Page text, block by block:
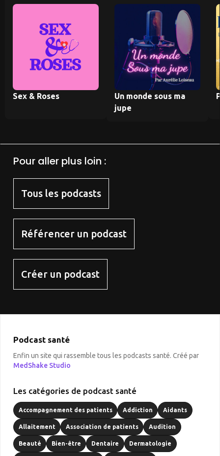
Sex & Roses
Un monde sous ma
jupe
Pour aller plus loin :
Tous les podcasts
Référencer un podcast
Créer un podcast
Podcast santé
Enfin un site qui rassemble tous les podcasts santé. Créé par
MedShake Studio
Les catégories de podcast santé
Accompagnement des patients Addiction Aidants
Allaitement Association de patients Audition
Beauté Bien-être Dentaire Dermatologie